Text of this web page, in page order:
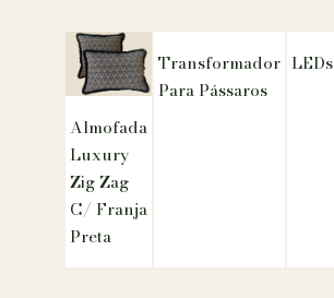
Almofada
Luxury
Zig Zag
C/ Franja
Preta
Transformador
Para Pássaros
LEDs